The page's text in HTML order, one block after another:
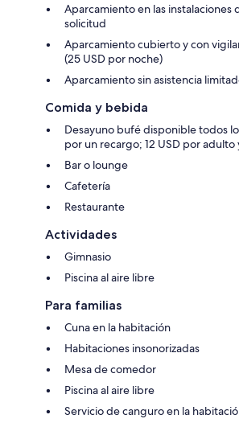
Aparcamiento en las instalaciones
solicitud
Aparcamiento cubierto y con
(25 USD por noche)
Aparcamiento sin asistencia
Comida y bebida
Desayuno bufé disponible todos
por un recargo; 12 USD por adulto
Bar o lounge
Cafetería
Restaurante
Actividades
Gimnasio
Piscina al aire libre
Para familias
Cuna en la habitación
Habitaciones insonorizadas
Mesa de comedor
Piscina al aire libre
Servicio de canguro en la